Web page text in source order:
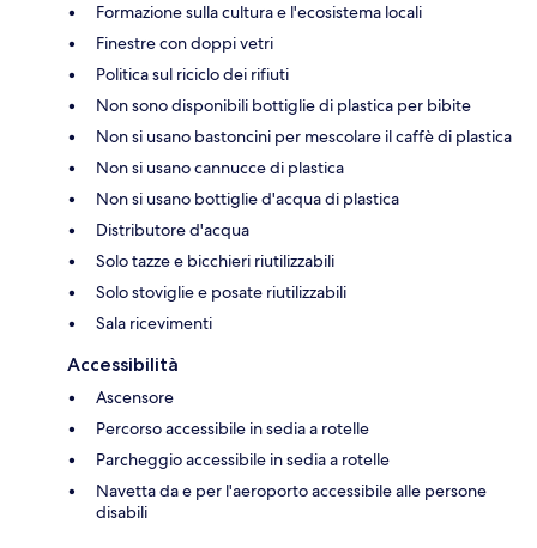
Formazione sulla cultura e l'ecosistema locali
Finestre con doppi vetri
Politica sul riciclo dei rifiuti
Non sono disponibili bottiglie di plastica per bibite
Non si usano bastoncini per mescolare il caffè di plastica
Non si usano cannucce di plastica
Non si usano bottiglie d'acqua di plastica
Distributore d'acqua
Solo tazze e bicchieri riutilizzabili
Solo stoviglie e posate riutilizzabili
Sala ricevimenti
Accessibilità
Ascensore
Percorso accessibile in sedia a rotelle
Parcheggio accessibile in sedia a rotelle
Navetta da e per l'aeroporto accessibile alle persone
disabili